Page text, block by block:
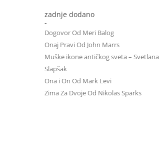
zadnje dodano
-
Dogovor Od Meri Balog
Onaj Pravi Od John Marrs
Muške ikone antičkog sveta – Svetlana
Slapšak
Ona i On Od Mark Levi
Zima Za Dvoje Od Nikolas Sparks